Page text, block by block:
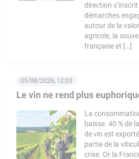
direction
démarches
autour de la
agricole, la
française et […]
Le vin ne rend plus
05/08/2026, 12:03
La
baisse. 40 % de
de vin est
partie de la
crise. Or la